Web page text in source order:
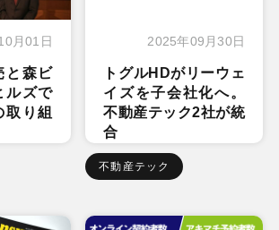
月01日
と森ビ
ルズで
り組
2025年09月30日
トグルHDがリーウェ
イズを子会社化へ。
不動産テック2社が統
合
不動産テック